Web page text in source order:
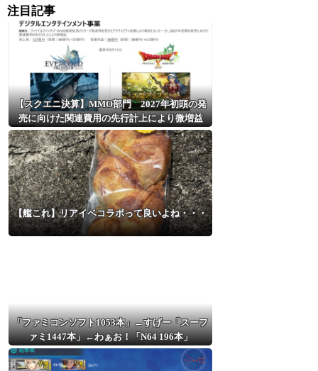
注目記事
【スクエニ決算】MMO部門 2027年初頭の発
売に向けた関連費用の先行計上により微増益
【艦これ】リアイベコラボって良いよね・・・
「ファミコンソフト1053本」←すげー「スーフ
ァミ1447本」←わぁお！「N64 196本」
←！？！？